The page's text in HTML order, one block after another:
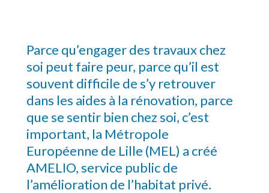
Parce qu’engager des travaux chez
soi peut faire peur, parce qu’il est
souvent difficile de s’y retrouver
dans les aides à la rénovation, parce
que se sentir bien chez soi, c’est
important, la Métropole
Européenne de Lille (MEL) a créé
AMELIO, service public de
l’amélioration de l’habitat privé.